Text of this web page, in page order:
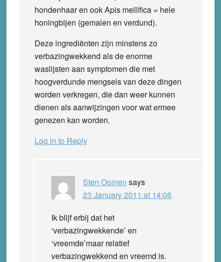
hondenhaar en ook Apis mellifica = hele
honingbijen (gemalen en verdund).
Deze ingrediënten zijn minstens zo
verbazingwekkend als de enorme
waslijsten aan symptomen die met
hoogverdunde mengsels van deze dingen
worden verkregen, die dan weer kunnen
dienen als aanwijzingen voor wat ermee
genezen kan worden.
Log in to Reply
Sten Oomen says
23 January 2011 at 14:06
Ik blijf erbij dat het
‘verbazingwekkende’ en
‘vreemde’maar relatief
verbazingwekkend en vreemd is.